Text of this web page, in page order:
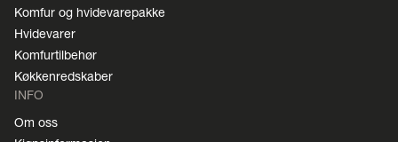
Komfur og hvidevarepakke
Hvidevarer
Komfurtilbehør
Køkkenredskaber
INFO
Om oss